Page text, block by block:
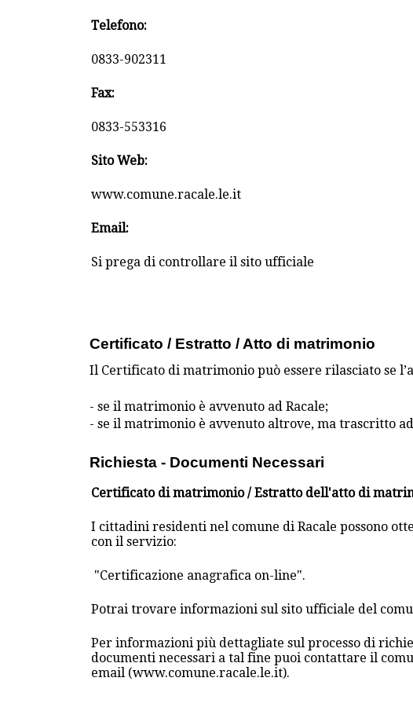
Telefono:
0833-902311
Fax:
0833-553316
Sito Web:
www.comune.racale.le.it
Email:
Si prega di controllare il sito ufficiale
Certificato / Estratto / Atto di matrimonio
Il Certificato di matrimonio può essere rilasciato se
- se il matrimonio è avvenuto ad Racale;
- se il matrimonio è avvenuto altrove, ma trascritto ad
Richiesta - Documenti Necessari
Certificato di matrimonio / Estratto dell'atto di
I cittadini residenti nel comune di Racale possono
con il servizio:
"Certificazione anagrafica on-line".
Potrai trovare informazioni sul sito ufficiale del
Per informazioni più dettagliate sul processo di
documenti necessari a tal fine puoi contattare il
email (www.comune.racale.le.it).